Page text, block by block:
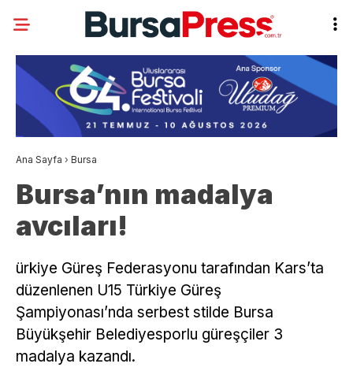
Ana Sayfa › Bursa
Bursa’nın madalya
avcıları!
ürkiye Güreş Federasyonu tarafından Kars’ta
düzenlenen U15 Türkiye Güreş
Şampiyonası’nda serbest stilde Bursa
Büyükşehir Belediyesporlu güreşçiler 3
madalya kazandı.